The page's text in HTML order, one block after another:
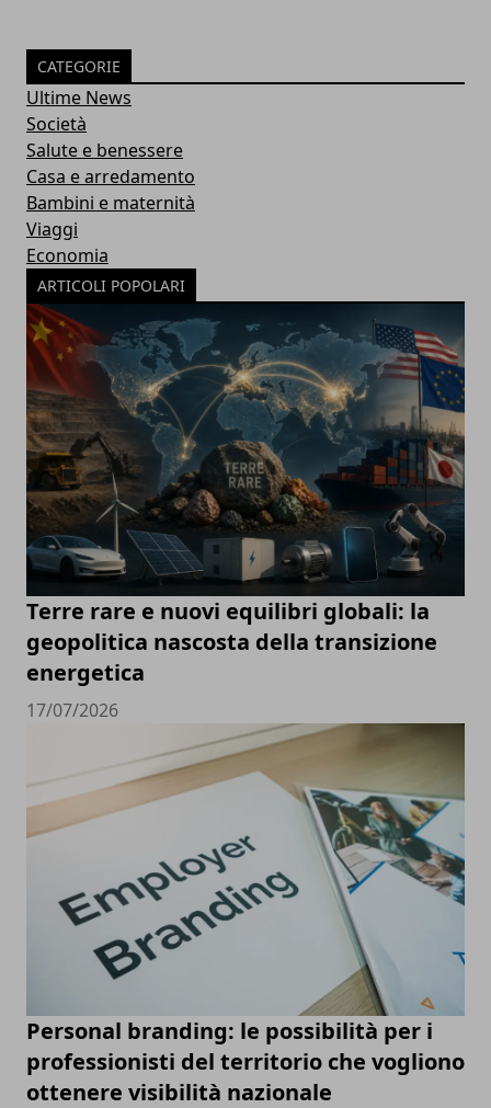
CATEGORIE
Ultime News
Società
Salute e benessere
Casa e arredamento
Bambini e maternità
Viaggi
Economia
ARTICOLI POPOLARI
Terre rare e nuovi equilibri globali: la
geopolitica nascosta della transizione
energetica
17/07/2026
Personal branding: le possibilità per i
professionisti del territorio che vogliono
ottenere visibilità nazionale